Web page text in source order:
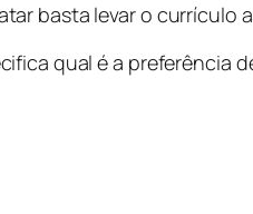
basta levar o currículo
qual é a preferência